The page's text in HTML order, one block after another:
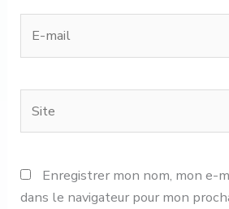
mail
Enregistrer mon nom, mon e-
dans le navigateur pour mon